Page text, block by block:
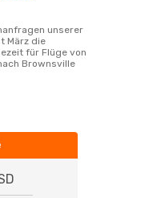
März die
für Flüge von
Brownsville